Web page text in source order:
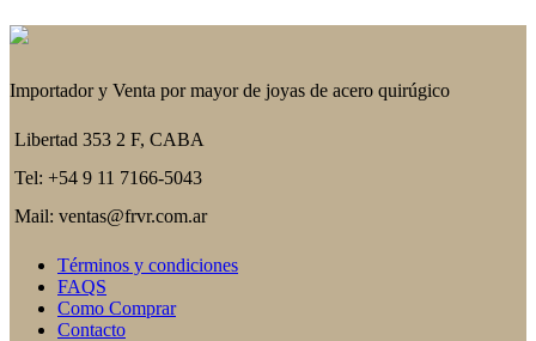
Importador y Venta por mayor de joyas de acero quirúgico
Libertad 353 2 F, CABA
Tel: +54 9 11 7166-5043
Mail: ventas@frvr.com.ar
Términos y condiciones
FAQS
Como Comprar
Contacto